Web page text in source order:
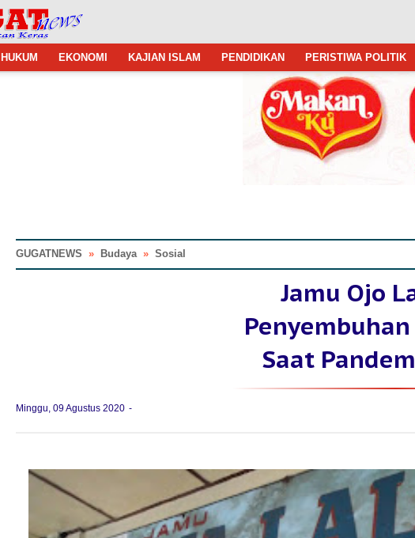
HUKUM EKONOMI KAJIAN ISLAM PENDIDIKAN PERISTIWA POLITIK
GUGATNEWS » Budaya » Sosial
Jamu Ojo
Saat
Minggu, 09 Agustus 2020